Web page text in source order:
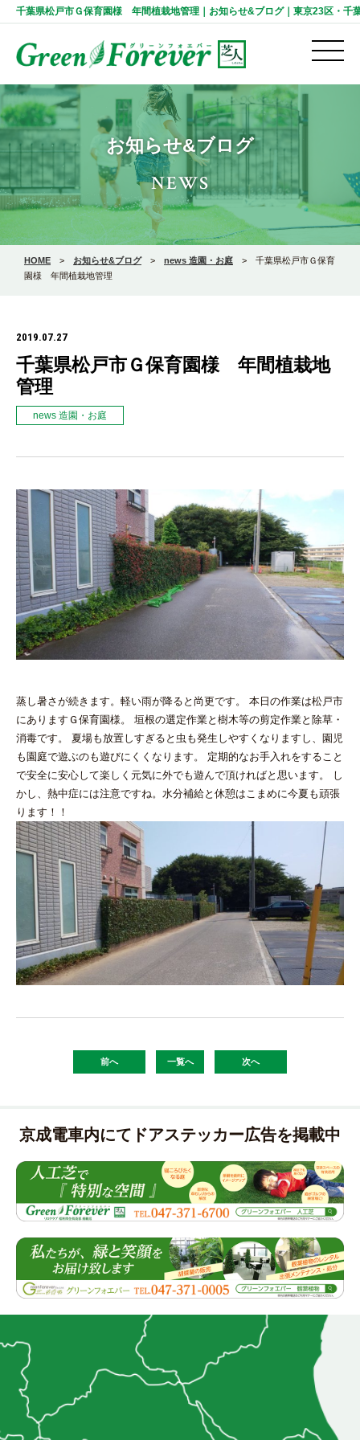
千葉県松戸市Ｇ保育園様 年間植栽地管理｜お知らせ&ブログ｜東京23区・千
お知らせ&ブログ
NEWS
HOME > お知らせ&ブログ> news 造園・お庭 > 千葉県松戸市Ｇ保育
園様 年間植栽地管理
2019.07.27
千葉県松戸市Ｇ保育園様 年間植栽地
管理
news 造園・お庭
蒸し暑さが続きます。軽い雨が降ると尚更です。 本日の作業は松戸市
にありますＧ保育園様。 垣根の選定作業と樹木等の剪定作業と除草・
消毒です。 夏場も放置しすぎると虫も発生しやすくなりますし、園児
も園庭で遊ぶのも遊びにくくなります。 定期的なお手入れをすること
で安全に安心して楽しく元気に外でも遊んで頂ければと思います。 し
かし、熱中症には注意ですね。水分補給と休憩はこまめに今夏も頑張
ります！！
前へ 一覧へ 次へ
京成電車内にてドアステッカー広告を掲載中